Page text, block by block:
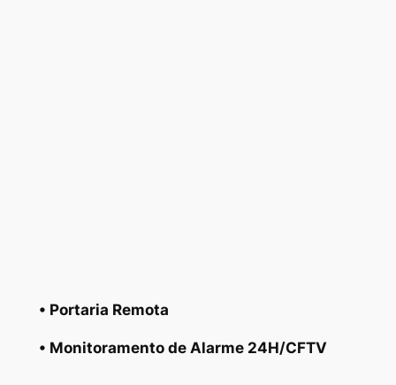
• Portaria Remota
• Monitoramento de Alarme 24H/CFTV